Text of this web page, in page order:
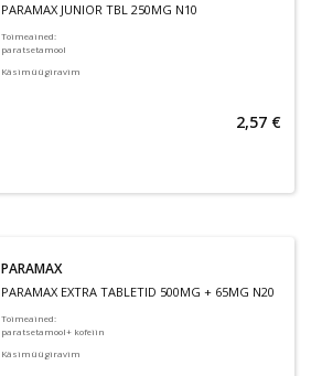
PARAMAX JUNIOR TBL 250MG N10
Toimeained:
paratsetamool
Käsimüügiravim
2,57 €
PARAMAX
PARAMAX EXTRA TABLETID 500MG + 65MG N20
Toimeained:
paratsetamool+ kofeiin
Käsimüügiravim